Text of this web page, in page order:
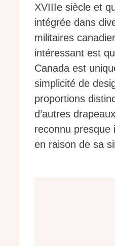
XVIIIe siècle et
intégrée dans
militaires
intéressant est
Canada est
simplicité de
proportions
d’autres
reconnu presque
en raison de sa